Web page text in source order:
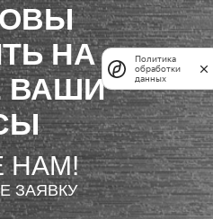
НА
ВАШИ
НАМ!
ЗАЯВКУ
Политика
обработки
данных